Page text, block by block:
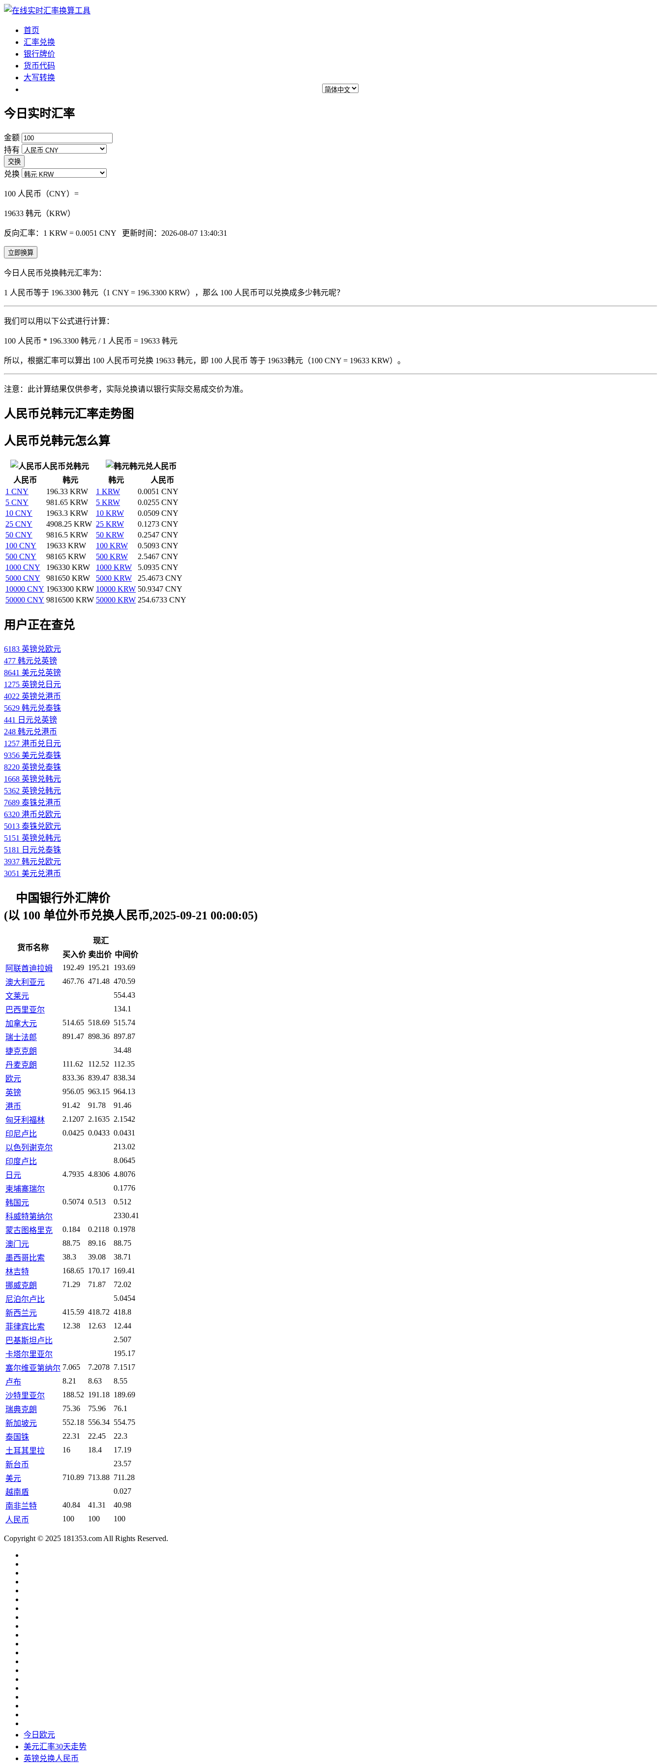
首页
汇率兑换
银行牌价
货币代码
大写转换
今日实时汇率
金额
持有
交换
兑换
100 人民币（CNY）=
19633 韩元（KRW）
反向汇率：1 KRW = 0.0051 CNY 更新时间：2026-08-07 13:40:31
立即换算
今日人民币兑换韩元汇率为：
1 人民币等于 196.3300 韩元（1 CNY = 196.3300 KRW），那么 100 人民币可以兑换成多少韩元呢？
我们可以用以下公式进行计算：
100 人民币 * 196.3300 韩元 / 1 人民币 = 19633 韩元
所以，根据汇率可以算出 100 人民币可兑换 19633 韩元，即 100 人民币 等于 19633韩元（100 CNY = 19633 KRW）。
注意：此计算结果仅供参考，实际兑换请以银行实际交易成交价为准。
人民币兑韩元汇率走势图
人民币兑韩元怎么算
人民币兑韩元
韩元兑人民币
人民币
韩元 韩元
人民币
1 CNY
196.33 KRW 1 KRW
0.0051 CNY
5 CNY
981.65 KRW 5 KRW
0.0255 CNY
10 CNY
1963.3 KRW 10 KRW
0.0509 CNY
25 CNY
4908.25 KRW 25 KRW
0.1273 CNY
50 CNY
9816.5 KRW 50 KRW
0.2547 CNY
100 CNY
19633 KRW 100 KRW
0.5093 CNY
500 CNY
98165 KRW 500 KRW
2.5467 CNY
1000 CNY
196330 KRW 1000 KRW
5.0935 CNY
5000 CNY
981650 KRW 5000 KRW
25.4673 CNY
10000 CNY 1963300 KRW 10000 KRW 50.9347 CNY
50000 CNY 9816500 KRW 50000 KRW 254.6733 CNY
用户正在查兑
6183 英镑兑欧元
477 韩元兑英镑
8641 美元兑英镑
1275 英镑兑日元
4022 英镑兑港币
5629 韩元兑泰铢
441 日元兑英镑
248 韩元兑港币
1257 港币兑日元
9356 美元兑泰铢
8220 英镑兑泰铢
1668 英镑兑韩元
5362 英镑兑韩元
7689 泰铢兑港币
6320 港币兑欧元
5013 泰铢兑欧元
5151 英镑兑韩元
5181 日元兑泰铢
3937 韩元兑欧元
3051 美元兑港币
中国银行外汇牌价
(以 100 单位外币兑换人民币,2025-09-21 00:00:05)
货币名称
现汇
买入价 卖出价 中间价
阿联酋迪拉姆
192.49 195.21
193.69
澳大利亚元
467.76 471.48 470.59
文莱元
554.43
巴西里亚尔
134.1
加拿大元
514.65 518.69 515.74
瑞士法郎
891.47 898.36 897.87
捷克克朗
34.48
丹麦克朗
111.62 112.52
112.35
欧元
833.36 839.47 838.34
英镑
956.05 963.15 964.13
港币
91.42 91.78
91.46
匈牙利福林
2.1207 2.1635 2.1542
印尼卢比
0.0425 0.0433 0.0431
以色列谢克尔
213.02
印度卢比
8.0645
日元
4.7935 4.8306 4.8076
柬埔寨瑞尔
0.1776
韩国元
0.5074 0.513
0.512
科威特第纳尔
2330.41
蒙古图格里克
0.184 0.2118 0.1978
澳门元
88.75 89.16
88.75
墨西哥比索
38.3 39.08
38.71
林吉特
168.65 170.17 169.41
挪威克朗
71.29 71.87
72.02
尼泊尔卢比
5.0454
新西兰元
415.59 418.72 418.8
菲律宾比索
12.38 12.63
12.44
巴基斯坦卢比
2.507
卡塔尔里亚尔
195.17
塞尔维亚第纳尔 7.065 7.2078 7.1517
卢布
8.21 8.63
8.55
沙特里亚尔
188.52 191.18 189.69
瑞典克朗
75.36 75.96
76.1
新加坡元
552.18 556.34 554.75
泰国铢
22.31 22.45
22.3
土耳其里拉
16 18.4
17.19
新台币
23.57
美元
710.89 713.88 711.28
越南盾
0.027
南非兰特
40.84 41.31
40.98
人民币
100 100 100
Copyright © 2025 181353.com All Rights Reserved.
今日欧元
美元汇率30天走势
英镑兑换人民币